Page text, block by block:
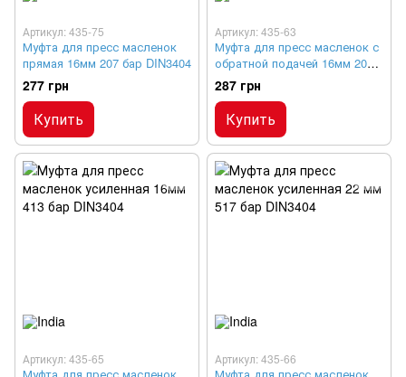
Артикул: 435-75
Муфта для пресс масленок
прямая 16мм 207 бар DIN3404
277 грн
Купить
Артикул: 435-63
Муфта для пресс масленок с
обратной подачей 16мм 207
бар DIN3404
287 грн
Купить
Артикул: 435-65 Артикул: 435-66